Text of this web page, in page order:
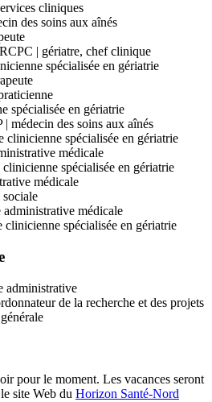
cliniques
des soins aux aînés
| gériatre, chef clinique
spécialisée en gériatrie
spécialisée en gériatrie
médecin des soins aux aînés
spécialisée en gériatrie
médicale
spécialisée en gériatrie
médicale
sociale
administrative médicale
spécialisée en gériatrie
administrative
de la recherche et des projets
pour le moment. Les vacances seront
site Web du Horizon Santé-Nord